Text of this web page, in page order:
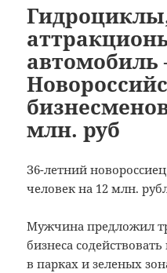
автомобиль
млн. руб
З6-летний
человек на 12 млн.
Мужчина предложил
бизнеса
в парках и зеленых